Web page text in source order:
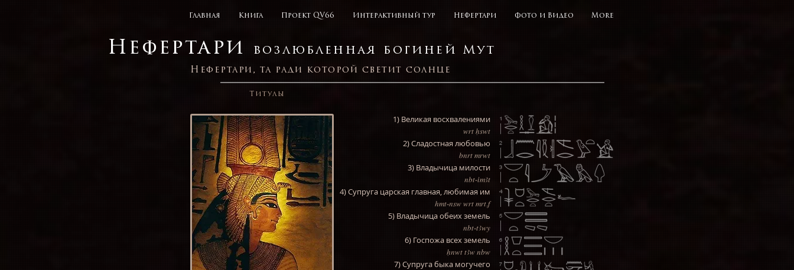
Главная Книга Проект QV66 Интерактивный тур Нефертари Фото и Видео More
Нефертари возлюбленная богиней Мут
Нефертари, та ради которой светит солнце
Титулы
1) Великая восхвалениями
wrt Hswt
2) Сладостная любовью
bnrt mrwt
3) Владычица милости
nbt-imAt
4) Супруга царская главная, любимая им
hmt-nsw wrt mrt.f
5) Владычица обеих земель
nbt-tAwy
6) Госпожа всех земель
Hnwt tAw nbw
7) Супруга быка могучего